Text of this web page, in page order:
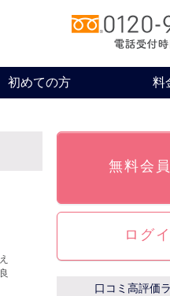
初めての方 料
無料会
ログ
口コミ高評価